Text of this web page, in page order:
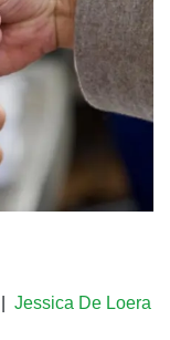
Jessica De Loera